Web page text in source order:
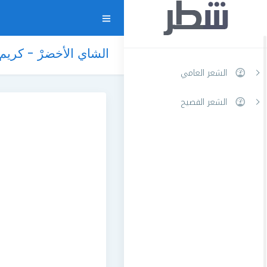
الشعر العامي
الشعر الفصيح
الشاي الأخضرْ -